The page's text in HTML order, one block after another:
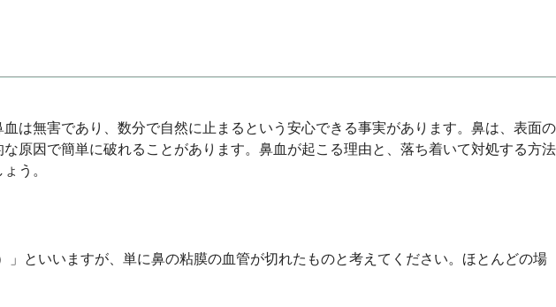
は無害であり、数分で自然に止まるという安心できる事実があります。鼻は、表面の
原因で簡単に破れることがあります。鼻血が起こる理由と、落ち着いて対処する方法
う。
といいますが、単に鼻の粘膜の血管が切れたものと考えてください。ほとんどの場